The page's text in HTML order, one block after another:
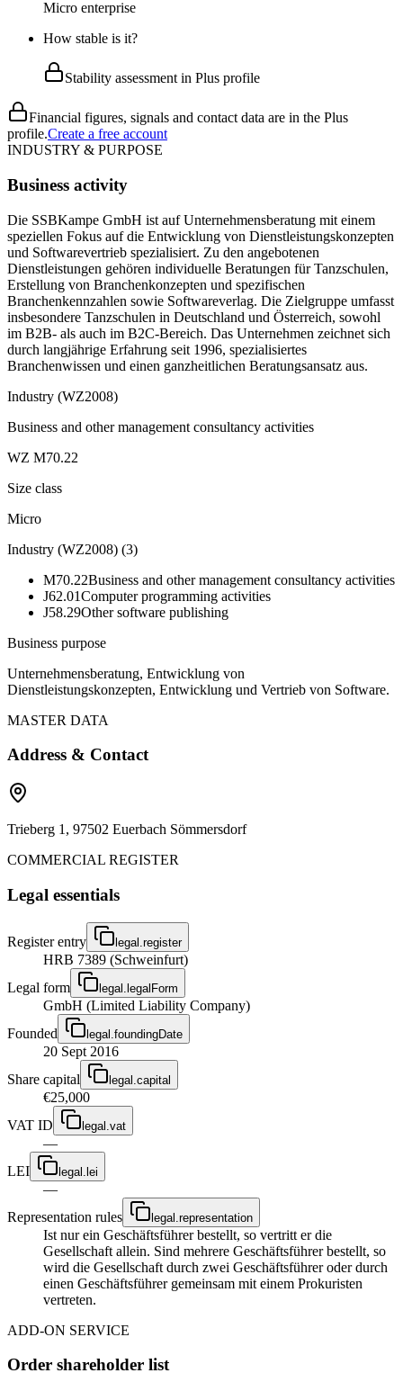
Micro enterprise
How stable is it?
Stability assessment in Plus profile
Financial figures, signals and contact data are in the Plus
profile.Create a free account
INDUSTRY & PURPOSE
Business activity
Die SSBKampe GmbH ist auf Unternehmensberatung mit einem
speziellen Fokus auf die Entwicklung von Dienstleistungskonzepten
und Softwarevertrieb spezialisiert. Zu den angebotenen
Dienstleistungen gehören individuelle Beratungen für Tanzschulen,
Erstellung von Branchenkonzepten und spezifischen
Branchenkennzahlen sowie Softwareverlag. Die Zielgruppe umfasst
insbesondere Tanzschulen in Deutschland und Österreich, sowohl
im B2B- als auch im B2C-Bereich. Das Unternehmen zeichnet sich
durch langjährige Erfahrung seit 1996, spezialisiertes
Branchenwissen und einen ganzheitlichen Beratungsansatz aus.
Industry (WZ2008)
Business and other management consultancy activities
WZ M70.22
Size class
Micro
Industry (WZ2008) (3)
M70.22Business and other management consultancy activities
J62.01Computer programming activities
J58.29Other software publishing
Business purpose
Unternehmensberatung, Entwicklung von
Dienstleistungskonzepten, Entwicklung und Vertrieb von Software.
MASTER DATA
Address & Contact
Trieberg 1, 97502 Euerbach Sömmersdorf
COMMERCIAL REGISTER
Legal essentials
Register entry legal.register
HRB 7389 (Schweinfurt)
Legal form
legal.legalForm
GmbH (Limited Liability Company)
Founded
legal.foundingDate
20 Sept 2016
Share capital
legal.capital
€25,000
VAT ID
legal.vat
—
LEI
legal.lei
—
Representation rules
legal.representation
Ist nur ein Geschäftsführer bestellt, so vertritt er die
Gesellschaft allein. Sind mehrere Geschäftsführer bestellt, so
wird die Gesellschaft durch zwei Geschäftsführer oder durch
einen Geschäftsführer gemeinsam mit einem Prokuristen
vertreten.
ADD-ON SERVICE
Order shareholder list